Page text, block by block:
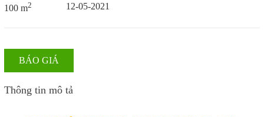
100 m2 12-05-2021
BÁO GIÁ
Thông tin mô tả